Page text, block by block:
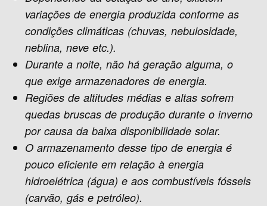
variações de energia produzida conforme as
condições climáticas (chuvas, nebulosidade,
neblina, neve etc.).
Durante a noite, não há geração alguma, o
que exige armazenadores de energia.
Regiões de altitudes médias e altas sofrem
quedas bruscas de produção durante o inverno
por causa da baixa disponibilidade solar.
O armazenamento desse tipo de energia é
pouco eficiente em relação à energia
hidroelétrica (água) e aos combustíveis fósseis
(carvão, gás e petróleo).